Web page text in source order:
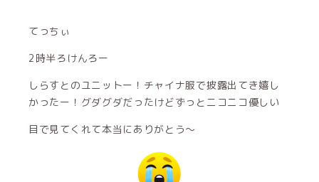
てっちぃ
2時半ろけんろー
しらすとのユニットー！チャイナ服で披露出てき嬉し
かったー！グダグダだったけどずっとニコニコ優しい
目で見てくれて本当にありがとう〜